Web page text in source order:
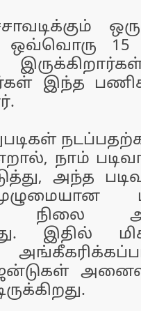
ஒரு
15
இந்த
நாம்
அந்த
நிலை
இதில்